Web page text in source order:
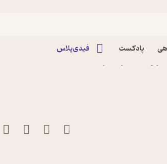
پادکست فیدی‌پلاس